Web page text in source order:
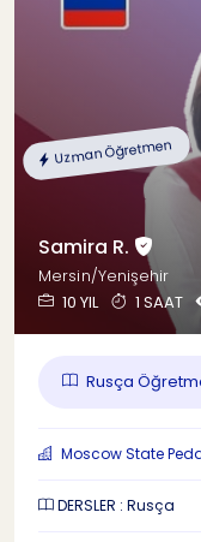
Uzman Öğretmen
Samira R.
Mersin/Yenişehir
10 YIL
1 SAAT
Rusça
Moscow State
DERSLER : Rusça